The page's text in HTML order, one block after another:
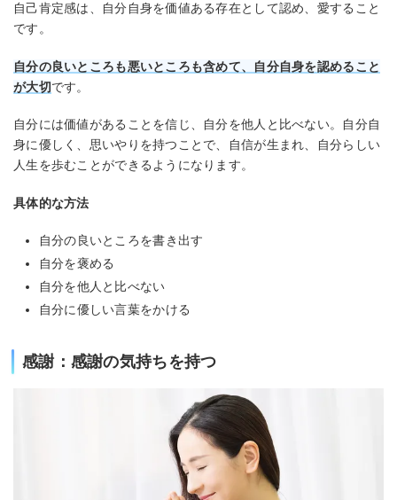
自己肯定感は、自分自身を価値ある存在として認め、愛すること
です。
自分の良いところも悪いところも含めて、自分自身を認めること
が大切です。
自分には価値があることを信じ、自分を他人と比べない。自分自
身に優しく、思いやりを持つことで、自信が生まれ、自分らしい
人生を歩むことができるようになります。
具体的な方法
自分の良いところを書き出す
自分を褒める
自分を他人と比べない
自分に優しい言葉をかける
感謝：感謝の気持ちを持つ